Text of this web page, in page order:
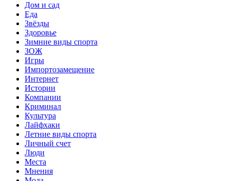
Дом и сад
Еда
Звёзды
Здоровье
Зимние виды спорта
ЗОЖ
Игры
Импортозамещение
Интернет
Истории
Компании
Криминал
Культура
Лайфхаки
Летние виды спорта
Личный счет
Люди
Места
Мнения